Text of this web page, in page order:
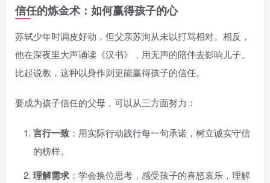
信任的炼金术：如何赢得孩子的心
苏轼少年时调皮好动，但父亲苏洵从未以打骂相对。相反，
他在深夜里大声诵读《汉书》，用无声的陪伴去影响儿子。
比起说教，这种以身作则更能赢得孩子的信任。
要成为孩子信任的父母，可以从三方面努力：
言行一致 ：用实际行动践行每一句承诺，树立诚实守信
的榜样。
理解需求 ：学会换位思考，感受孩子的喜怒哀乐，理解